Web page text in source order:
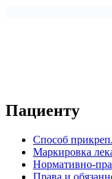
Пациенту
Способ
Маркировка
Нормативно-
Права и